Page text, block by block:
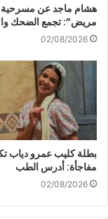
هشام ماجد عن مسرحية
مريض”: تجمع الضحك
02/08/2026
بطلة كليب عمرو دياب
مفاجأة: أدرس الطب
02/08/2026